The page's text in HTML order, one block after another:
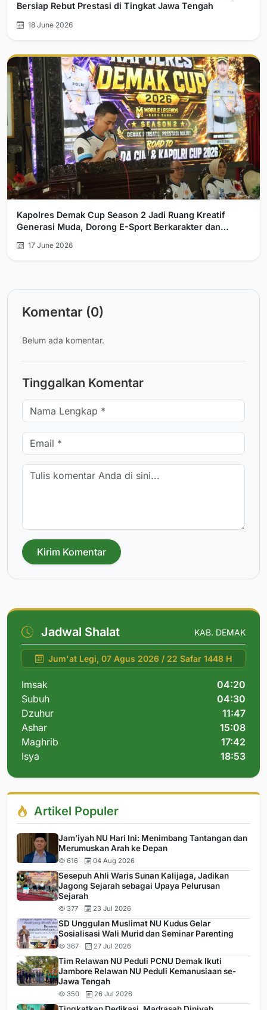
Bersiap Rebut Prestasi di Tingkat Jawa Tengah
18 June 2026
Kapolres Demak Cup Season 2 Jadi Ruang Kreatif
Generasi Muda, Dorong E-Sport Berkarakter dan
17 June 2026
Komentar (0)
Belum ada komentar.
Tinggalkan Komentar
Kirim Komentar
Jadwal Shalat KAB. DEMAK
Jum'at Legi, 07 Agus 2026 / 22 Safar 1448 H
Imsak
04:20
Subuh
04:30
Dzuhur
11:47
Ashar
15:08
Maghrib
17:42
Isya
18:53
Artikel Populer
Jam’iyah NU Hari Ini: Menimbang Tantangan dan
Merumuskan Arah ke Depan
616 04 Aug 2026
Sesepuh Ahli Waris Sunan Kalijaga, Jadikan
Jagong Sejarah sebagai Upaya Pelurusan
Sejarah
377 23 Jul 2026
SD Unggulan Muslimat NU Kudus Gelar
Sosialisasi Wali Murid dan Seminar Parenting
367 27 Jul 2026
Tim Relawan NU Peduli PCNU Demak Ikuti
Jambore Relawan NU Peduli Kemanusiaan se-
Jawa Tengah
350 26 Jul 2026